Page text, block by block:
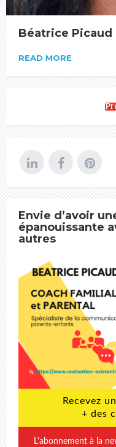
Béatrice Picaud
READ MORE
Envie d’avoir
épanouissante
autres